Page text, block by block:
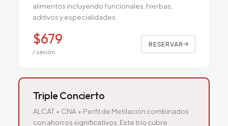
alimentos incluyendo funcionales, hierbas,
aditivos y especialidades.
$679
/ sesión
RESERVAR
Triple Concierto
ALCAT + CNA + Perfil de Metilación combinados
con ahorros significativos. Este trío cubre